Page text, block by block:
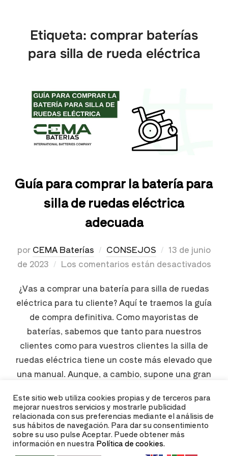
Etiqueta: comprar baterías
para silla de rueda eléctrica
Guía para comprar la batería para
silla de ruedas eléctrica
adecuada
por CEMA Baterías CONSEJOS
13 de junio
de 2023
Los comentarios están desactivados
¿Vas a comprar una batería para silla de ruedas
eléctrica para tu cliente? Aquí te traemos la guía
de compra definitiva. Como mayoristas de
baterías, sabemos que tanto para nuestros
clientes como para vuestros clientes la silla de
ruedas eléctrica tiene un coste más elevado que
una manual. Aunque, a cambio, supone una gran
LEER MÁS
Este sitio web utiliza cookies propias y de terceros para
mejorar nuestros servicios y mostrarle publicidad
relacionada con sus preferencias mediante el análisis de
sus hábitos de navegación. Para dar su consentimiento
sobre su uso pulse Aceptar. Puede obtener más
información en nuestra Política de cookies.